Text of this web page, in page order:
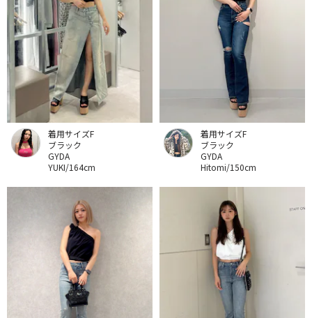
着用サイズF
ブラック
GYDA
YUKI/164cm
着用サイズF
ブラック
GYDA
Hitomi/150cm